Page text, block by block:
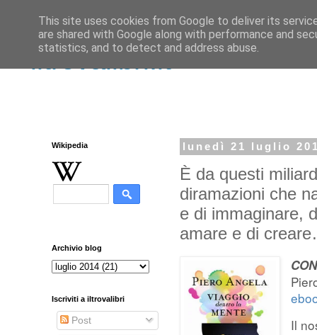
iltrovalibri.it
lunedì 21 luglio
È da questi
diramazioni che
e di immaginare,
amare e di
Il
Wikipedia
Archivio blog
Iscriviti a iltrovalibri
Post
This site uses cookies from Google to deliver its
are shared with Google along with performance and
statistics, and to detect and address abuse.